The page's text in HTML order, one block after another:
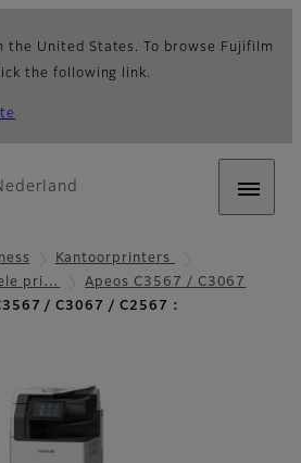
the United States. To browse Fujifilm
the following link.
Kantoorprinters
pri…
Apeos C3567 / C3067
/ C3067 / C2567 :